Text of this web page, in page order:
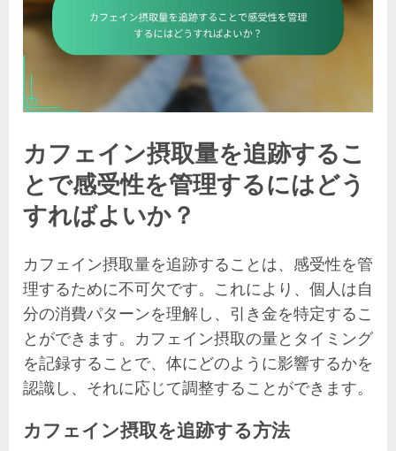
カフェイン摂取量を追跡するこ
とで感受性を管理するにはどう
すればよいか？
カフェイン摂取量を追跡することは、感受性を管
理するために不可欠です。これにより、個人は自
分の消費パターンを理解し、引き金を特定するこ
とができます。カフェイン摂取の量とタイミング
を記録することで、体にどのように影響するかを
認識し、それに応じて調整することができます。
カフェイン摂取を追跡する方法